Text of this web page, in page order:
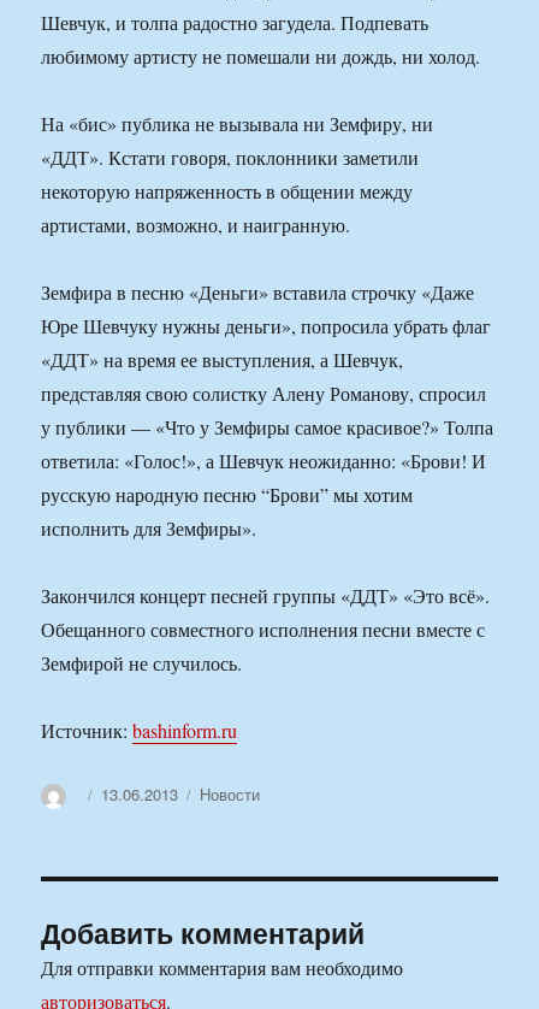
Шевчук, и толпа радостно загудела. Подпевать
любимому артисту не помешали ни дождь, ни холод.
На «бис» публика не вызывала ни Земфиру, ни
«ДДТ». Кстати говоря, поклонники заметили
некоторую напряженность в общении между
артистами, возможно, и наигранную.
Земфира в песню «Деньги» вставила строчку «Даже
Юре Шевчуку нужны деньги», попросила убрать флаг
«ДДТ» на время ее выступления, а Шевчук,
представляя свою солистку Алену Романову, спросил
у публики — «Что у Земфиры самое красивое?» Толпа
ответила: «Голос!», а Шевчук неожиданно: «Брови! И
русскую народную песню “Брови” мы хотим
исполнить для Земфиры».
Закончился концерт песней группы «ДДТ» «Это всё».
Обещанного совместного исполнения песни вместе с
Земфирой не случилось.
Источник:bashinform.ru
АвторОпубликовано
13.06.2013 Рубрики
Новости
Добавить комментарий
Для отправки комментария вам необходимо
авторизоваться.